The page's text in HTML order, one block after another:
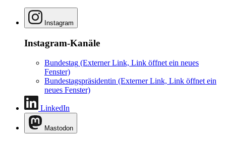
Instagram
Instagram-Kanäle
Bundestag (Externer Link, Link öffnet ein neues
Fenster)
Bundestagspräsidentin (Externer Link, Link öffnet ein
neues Fenster)
LinkedIn
Mastodon